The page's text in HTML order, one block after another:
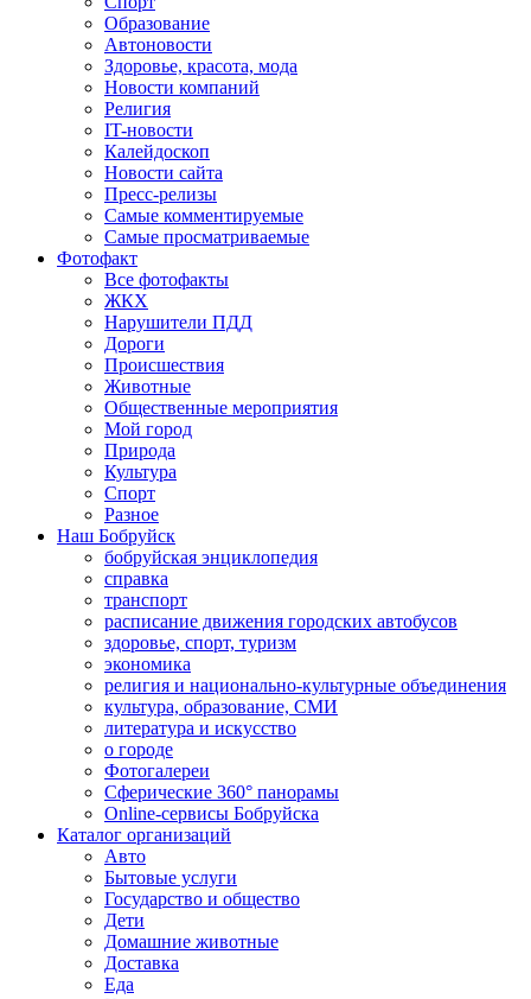
Образование
Автоновости
Здоровье, красота, мода
Новости компаний
Религия
IT-новости
Калейдоскоп
Новости сайта
Пресс-релизы
Самые комментируемые
Самые просматриваемые
Фотофакт
Все фотофакты
ЖКХ
Нарушители ПДД
Дороги
Происшествия
Животные
Общественные мероприятия
Мой город
Природа
Культура
Спорт
Разное
Наш Бобруйск
бобруйская энциклопедия
справка
транспорт
расписание движения городских автобусов
здоровье, спорт, туризм
экономика
религия и национально-культурные объединения
культура, образование, СМИ
литература и искусство
о городе
Фотогалереи
Сферические 360° панорамы
Online-сервисы Бобруйска
Каталог организаций
Авто
Бытовые услуги
Государство и общество
Дети
Домашние животные
Доставка
Еда